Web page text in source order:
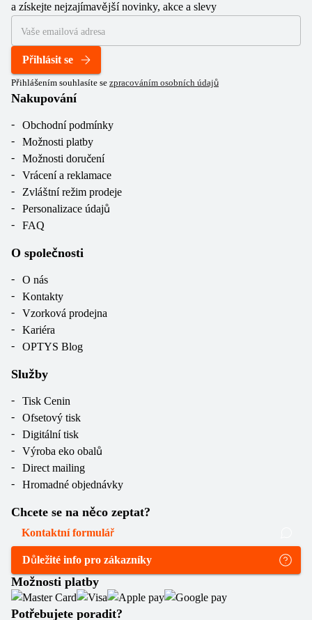
a získejte nejzajímavější novinky, akce a slevy
Přihlásit se
Přihlášením souhlasíte se zpracováním osobních údajů
Nakupování
Obchodní podmínky
Možnosti platby
Možnosti doručení
Vrácení a reklamace
Zvláštní režim prodeje
Personalizace údajů
FAQ
O společnosti
O nás
Kontakty
Vzorková prodejna
Kariéra
OPTYS Blog
Služby
Tisk Cenin
Ofsetový tisk
Digitální tisk
Výroba eko obalů
Direct mailing
Hromadné objednávky
Chcete se na něco zeptat?
Kontaktní formulář
Důležité info pro zákazníky
Možnosti platby
Potřebujete poradit?